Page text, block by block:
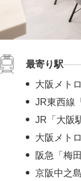
最寄り駅
大阪メト
JR東西線
JR「大阪
大阪メト
阪急「梅
京阪中之